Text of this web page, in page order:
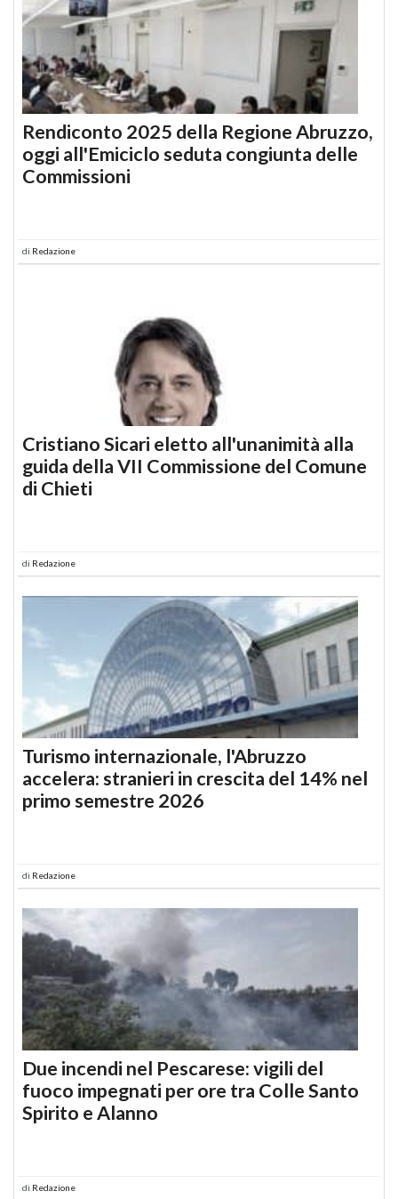
Rendiconto 2025 della Regione Abruzzo,
oggi all'Emiciclo seduta congiunta delle
Commissioni
di Redazione
Cristiano Sicari eletto all'unanimità alla
guida della VII Commissione del Comune
di Chieti
di Redazione
Turismo internazionale, l'Abruzzo
accelera: stranieri in crescita del 14% nel
primo semestre 2026
di Redazione
Due incendi nel Pescarese: vigili del
fuoco impegnati per ore tra Colle Santo
Spirito e Alanno
di Redazione